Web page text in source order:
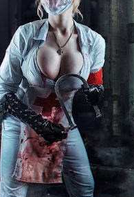
Parte 06: Coletazos
Parte 05: Los Horrores del Infierno
Parte 04: Oídos Sordos
Parte 03: La Traición
Parte 02: Vuelve el Hijo Prodigo
Parte 03: Reflexiones